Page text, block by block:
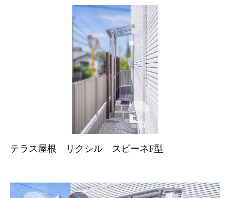
テラス屋根 リクシル スピーネF型